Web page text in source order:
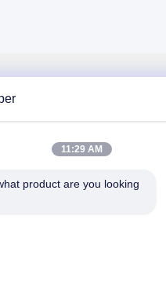
Newsletter für Rabatte und
11:29 AM
product are you looking